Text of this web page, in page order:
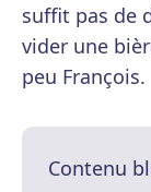
suffit pas de
vider une
peu François.
Contenu